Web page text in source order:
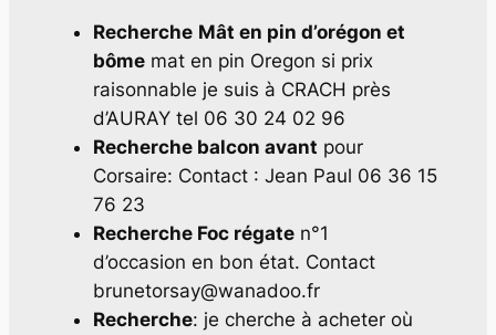
Recherche Mât en pin d’orégon et
bômemat en pin Oregon si prix
raisonnable je suis à CRACH près
d’AURAY tel 06 30 24 02 96
Recherche balcon avant pour
Corsaire: Contact : Jean Paul 06 36 15
76 23
Recherche Foc régaten°1
d’occasion en bon état. Contact
brunetorsay@wanadoo.fr
Recherche: je cherche à acheter où